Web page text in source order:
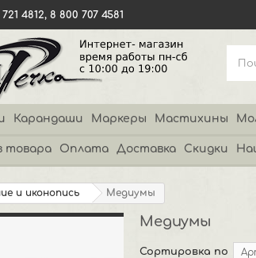
4812, 8 800 707 4581
Карандаши Маркеры Мастихины
товара Оплата Доставка Скидки
и иконопись Медиумы
Медиумы
Сортировка по